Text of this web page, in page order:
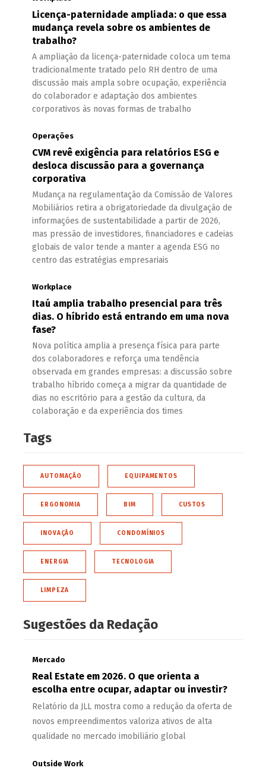
Licença-paternidade ampliada: o que essa
mudança revela sobre os ambientes de
trabalho?
A ampliação da licença-paternidade coloca um tema
tradicionalmente tratado pelo RH dentro de uma
discussão mais ampla sobre ocupação, experiência
do colaborador e adaptação dos ambientes
corporativos às novas formas de trabalho
Operações
CVM revê exigência para relatórios ESG e
desloca discussão para a governança
corporativa
Mudança na regulamentação da Comissão de Valores
Mobiliários retira a obrigatoriedade da divulgação de
informações de sustentabilidade a partir de 2026,
mas pressão de investidores, financiadores e cadeias
globais de valor tende a manter a agenda ESG no
centro das estratégias empresariais
Workplace
Itaú amplia trabalho presencial para três
dias. O híbrido está entrando em uma nova
fase?
Nova política amplia a presença física para parte
dos colaboradores e reforça uma tendência
observada em grandes empresas: a discussão sobre
trabalho híbrido começa a migrar da quantidade de
dias no escritório para a gestão da cultura, da
colaboração e da experiência dos times
Tags
AUTOMAÇÃO EQUIPAMENTOS
ERGONOMIA BIM CUSTOS
INOVAÇÃO CONDOMÍNIOS
ENERGIA TECNOLOGIA
LIMPEZA
Sugestões da Redação
Mercado
Real Estate em 2026. O que orienta a
escolha entre ocupar, adaptar ou investir?
Relatório da JLL mostra como a redução da oferta de
novos empreendimentos valoriza ativos de alta
qualidade no mercado imobiliário global
Outside Work